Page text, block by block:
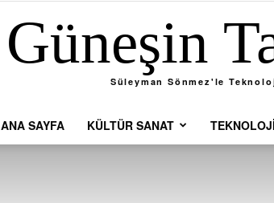
Güneşin
Süleyman Sönmez'le
ANA SAYFA KÜLTÜR SANAT TEKNOLOJI